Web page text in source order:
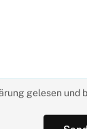
gelesen und